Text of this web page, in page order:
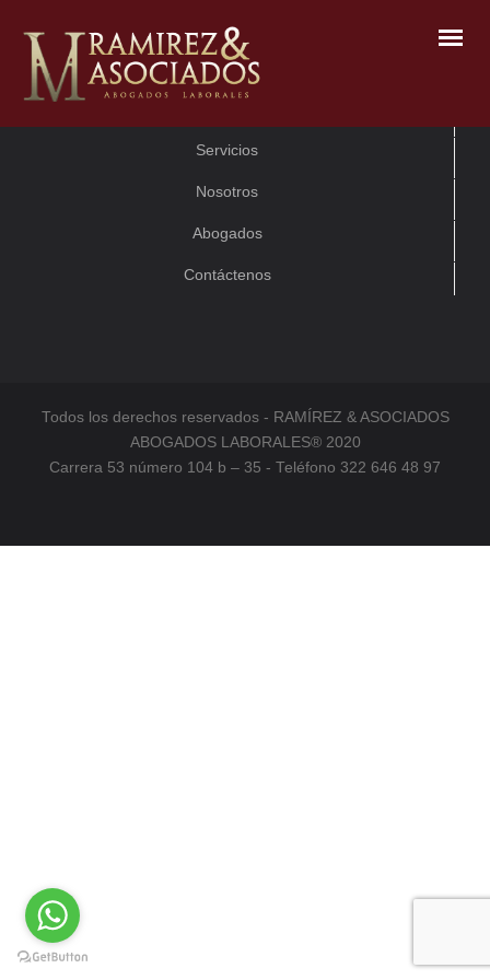
Servicios
Nosotros
Abogados
Contáctenos
Todos los derechos reservados - RAMÍREZ & ASOCIADOS
ABOGADOS LABORALES® 2020
Carrera 53 número 104 b – 35 - Teléfono 322 646 48 97